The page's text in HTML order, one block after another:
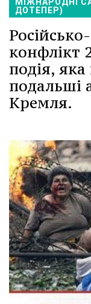
МІЖНАРОДНІ
ДОТЕПЕР)
конфлікт
подія,
подальші
Кремля.